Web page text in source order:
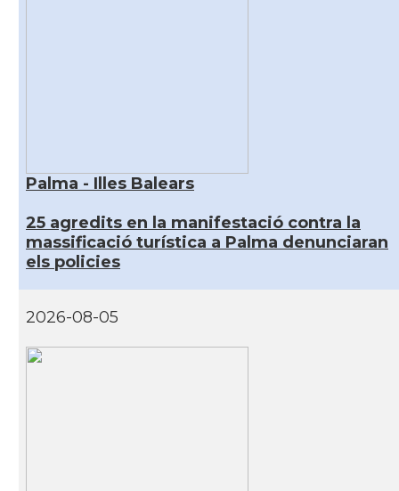
Palma - Illes Balears
25 agredits en la manifestació contra la
massificació turística a Palma denunciaran
els policies
2026-08-05